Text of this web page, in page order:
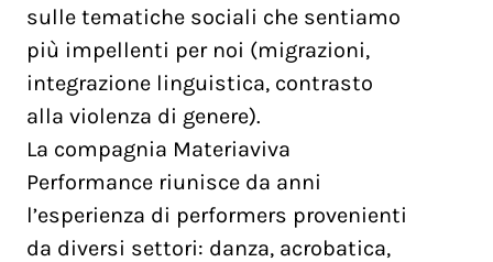
sulle tematiche sociali che sentiamo
più impellenti per noi (migrazioni,
integrazione linguistica, contrasto
alla violenza di genere).
La compagnia Materiaviva
Performance riunisce da anni
l’esperienza di performers provenienti
da diversi settori: danza, acrobatica,